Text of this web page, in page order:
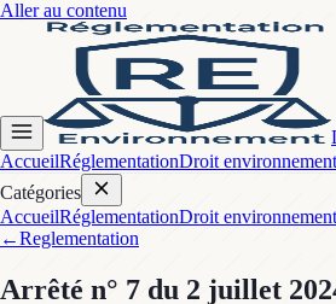
Aller au contenu
AccueilRéglementationDroit environnement
Catégories
AccueilRéglementationDroit environnement
←Reglementation
Arrêté n° 7 du 2 juillet